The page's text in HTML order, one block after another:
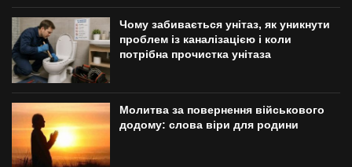
Чому забивається унітаз, як уникнути
проблем із каналізацією і коли
потрібна прочистка унітаза
Молитва за повернення військового
додому: слова віри для родини